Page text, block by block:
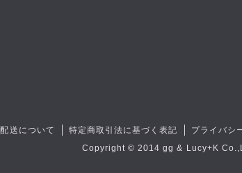
送について 特定商取引法に基づく表記 プライバシ
Copyright © 2014 gg & Lucy+K